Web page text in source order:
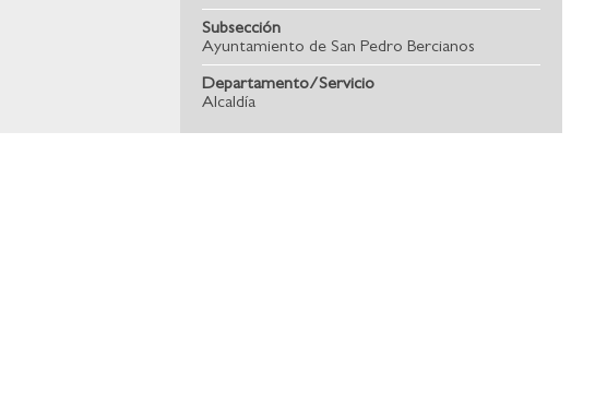
Subsección
Ayuntamiento de San Pedro Bercianos
Departamento/Servicio
Alcaldía